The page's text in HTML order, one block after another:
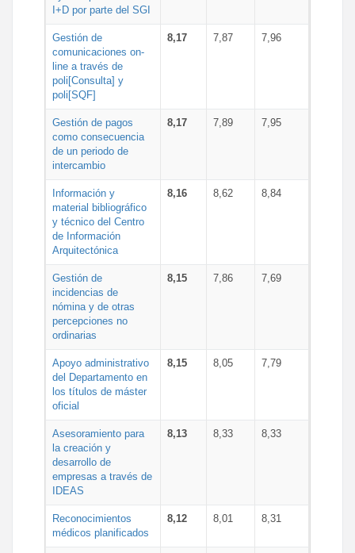
I+D por parte del SGI
Gestión de
comunicaciones on-
line a través de
poli[Consulta] y
poli[SQF]
8,17 7,87 7,96
Gestión de pagos
como consecuencia
de un periodo de
intercambio
8,17 7,89 7,95
Información y
material bibliográfico
y técnico del Centro
de Información
Arquitectónica
8,16 8,62 8,84
Gestión de
incidencias de
nómina y de otras
percepciones no
ordinarias
8,15 7,86 7,69
Apoyo administrativo
del Departamento en
los títulos de máster
oficial
8,15 8,05 7,79
Asesoramiento para
la creación y
desarrollo de
empresas a través de
IDEAS
8,13 8,33 8,33
Reconocimientos
médicos planificados
8,12 8,01 8,31